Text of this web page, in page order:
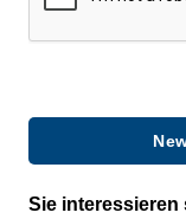
Sie interessieren